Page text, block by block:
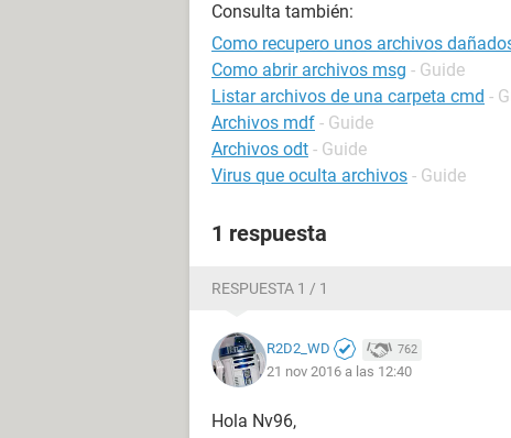
Consulta también:
Como recupero unos archivos
Como abrir archivos msg - Guide
Listar archivos de una carpeta cmd -
Archivos mdf - Guide
Archivos odt - Guide
Virus que oculta archivos - Guide
1 respuesta
RESPUESTA 1 / 1
R2D2_WD 762
21 nov 2016 a las 12:40
Hola Nv96,